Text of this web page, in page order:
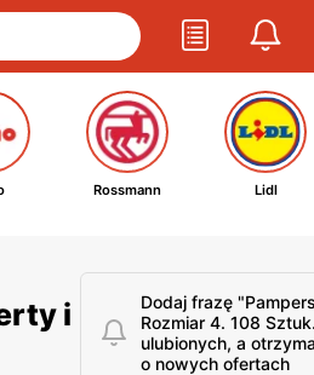
Rossmann Lidl
i
Dodaj frazę
Rozmiar 4. 108
ulubionych, a
o nowych ofertach